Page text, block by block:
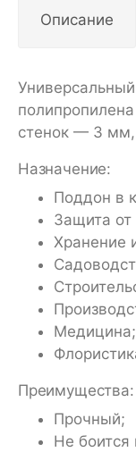
Описание
стенок — 3
Назначение:
Поддон в
Защита от
Хранение
Медицина;
Преимущества:
Прочный;
Не боится